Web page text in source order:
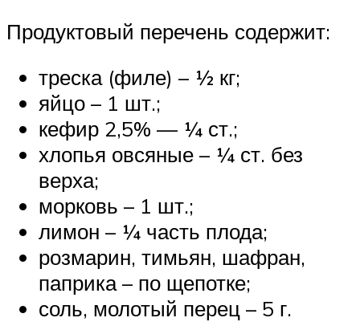
Продуктовый перечень содержит:
треска (филе) – ½ кг;
яйцо – 1 шт.;
кефир 2,5% — ¼ ст.;
хлопья овсяные – ¼ ст. без
верха;
морковь – 1 шт.;
лимон – ¼ часть плода;
розмарин, тимьян, шафран,
паприка – по щепотке;
соль, молотый перец – 5 г.